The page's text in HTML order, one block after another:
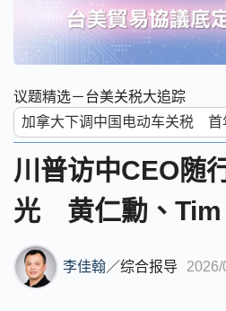
议题精选－台美关税大追踪
川普访中CEO随
光 黄仁勳、Tim
李佳翰／综合报导 2026/